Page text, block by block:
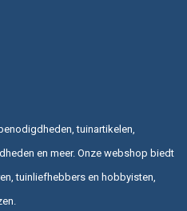
tuinartikelen,
en meer. Onze webshop biedt
tuinliefhebbers en hobbyisten,